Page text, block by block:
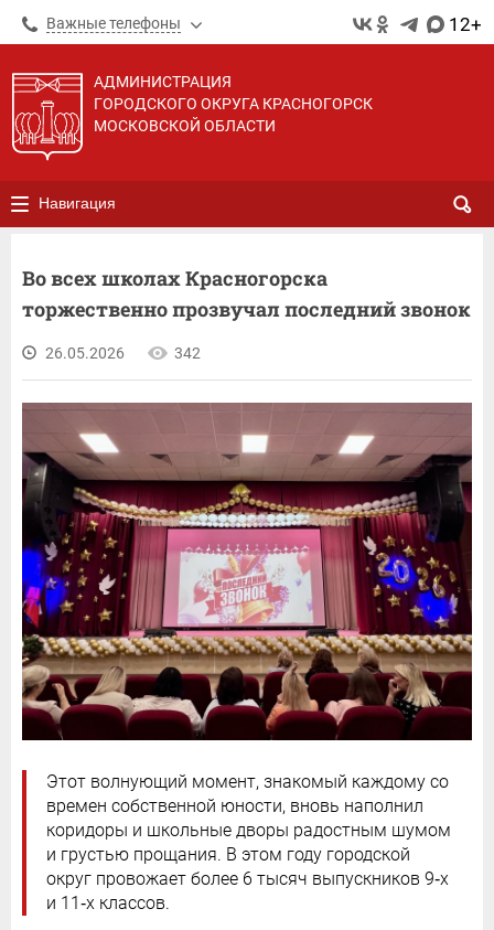
Важные телефоны 12+
АДМИНИСТРАЦИЯ
ГОРОДСКОГО ОКРУГА КРАСНОГОРСК
МОСКОВСКОЙ ОБЛАСТИ
Навигация
Во всех школах Красногорска
торжественно прозвучал последний звонок
26.05.2026 342
Этот волнующий момент, знакомый каждому со
времен собственной юности, вновь наполнил
коридоры и школьные дворы радостным шумом
и грустью прощания. В этом году городской
округ провожает более 6 тысяч выпускников 9‑х
и 11‑х классов.